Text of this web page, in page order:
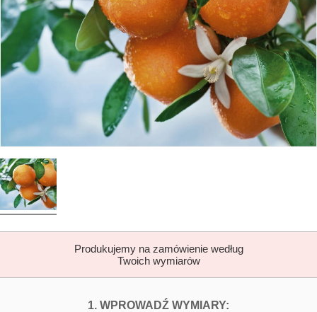
Produkujemy na zamówienie według
Twoich wymiarów
1. WPROWADŹ WYMIARY: